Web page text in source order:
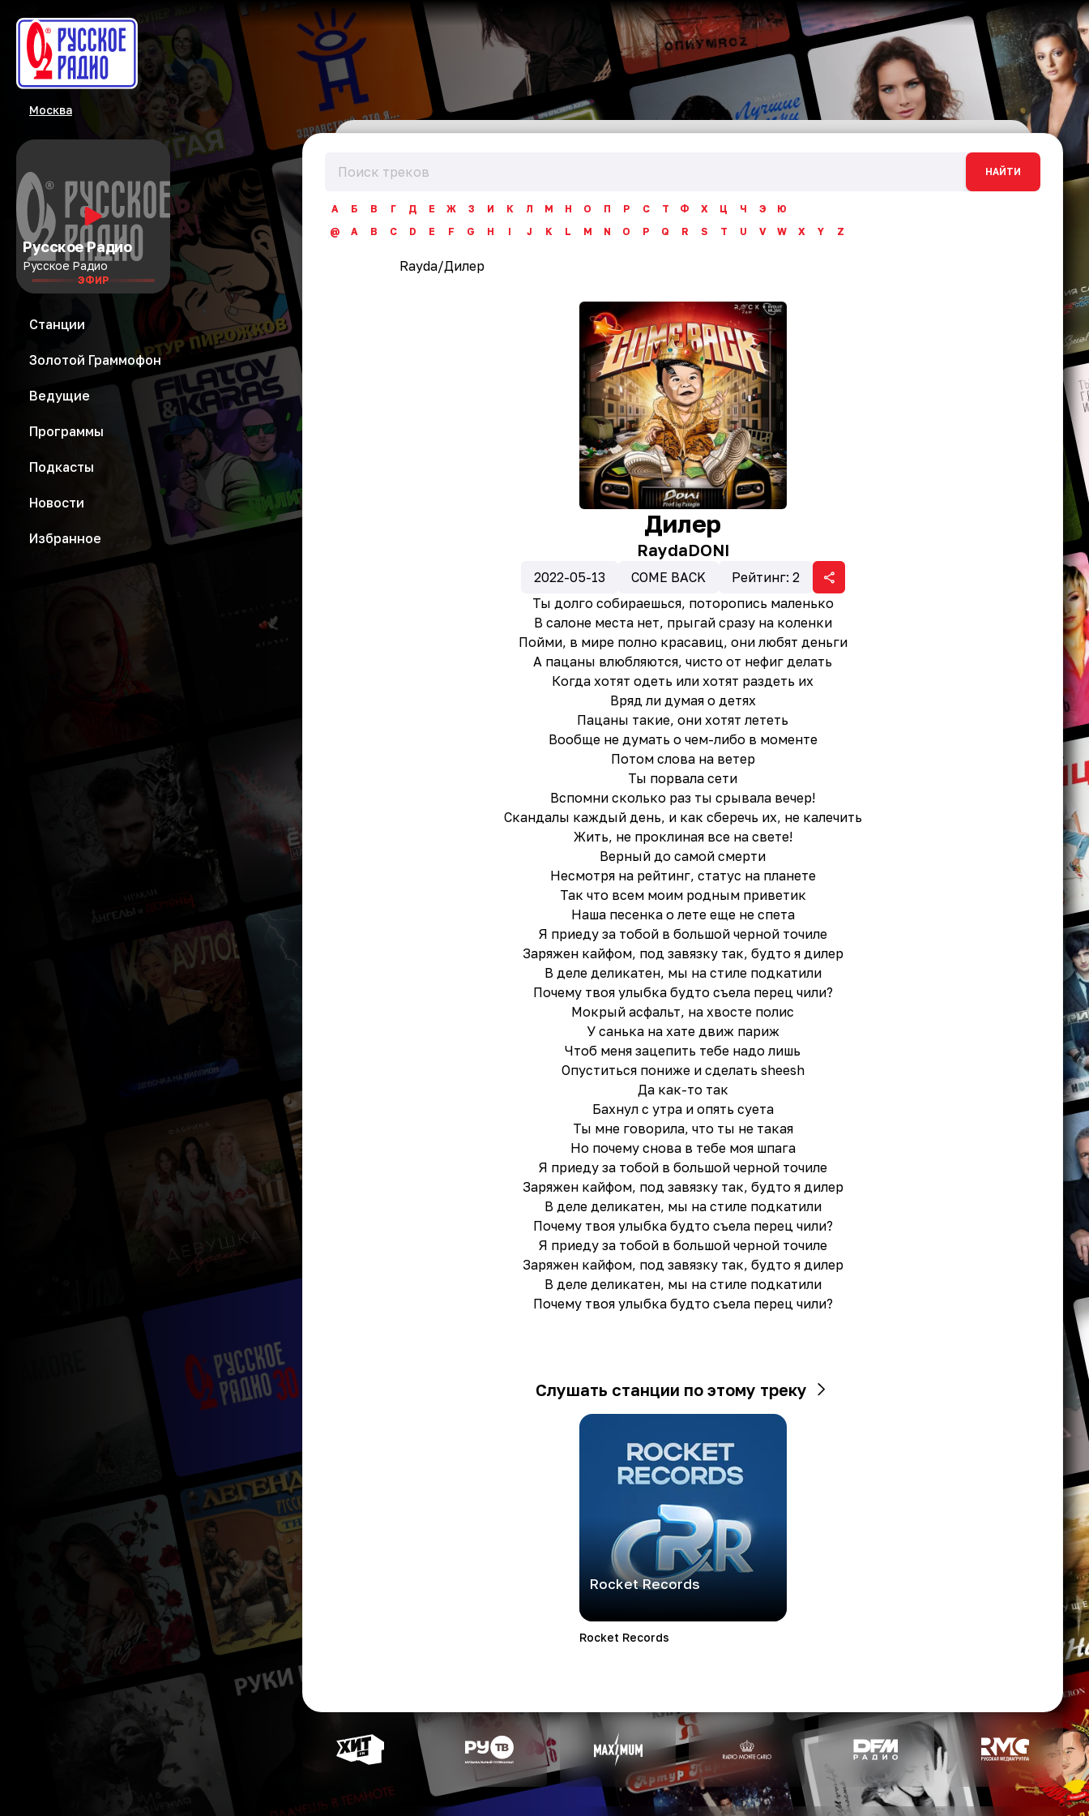
Москва
Русское Радио
Русское Радио
ЭФИР
Станции
Золотой Граммофон
Ведущие
Программы
Подкасты
Новости
Избранное
НАЙТИ
А Б В Г Д Е Ж З И К Л М Н О П Р С Т Ф Х Ц Ч Э
Ю
@
A B C D E F G H I J K L M N O P Q R S T U V W X Y Z
Rayda/Дилер
Дилер
RaydaDONI
2022-05-13 COME BACK Рейтинг: 2
Ты долго собираешься, поторопись маленько
В салоне места нет, прыгай сразу на коленки
Пойми, в мире полно красавиц, они любят деньги
А пацаны влюбляются, чисто от нефиг делать
Когда хотят одеть или хотят раздеть их
Вряд ли думая о детях
Пацаны такие, они хотят лететь
Вообще не думать о чем-либо в моменте
Потом слова на ветер
Ты порвала сети
Вспомни сколько раз ты срывала вечер!
Скандалы каждый день, и как сберечь их, не калечить
Жить, не проклиная все на свете!
Верный до самой смерти
Несмотря на рейтинг, статус на планете
Так что всем моим родным приветик
Наша песенка о лете еще не спета
Я приеду за тобой в большой черной точиле
Заряжен кайфом, под завязку так, будто я дилер
В деле деликатен, мы на стиле подкатили
Почему твоя улыбка будто съела перец чили?
Мокрый асфальт, на хвосте полис
У санька на хате движ париж
Чтоб меня зацепить тебе надо лишь
Опуститься пониже и сделать sheesh
Да как-то так
Бахнул с утра и опять суета
Ты мне говорила, что ты не такая
Но почему снова в тебе моя шпага
Я приеду за тобой в большой черной точиле
Заряжен кайфом, под завязку так, будто я дилер
В деле деликатен, мы на стиле подкатили
Почему твоя улыбка будто съела перец чили?
Я приеду за тобой в большой черной точиле
Заряжен кайфом, под завязку так, будто я дилер
В деле деликатен, мы на стиле подкатили
Почему твоя улыбка будто съела перец чили?
Слушать станции по этому треку
Rocket Records
Rocket Records